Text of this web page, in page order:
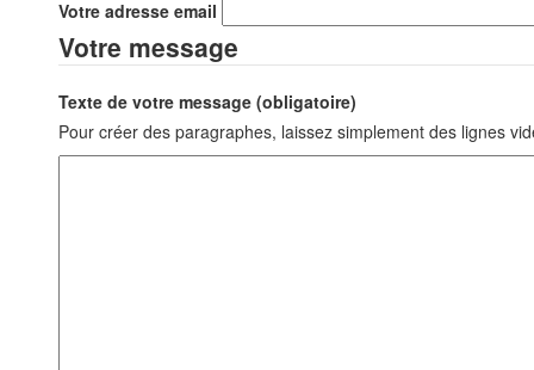
Votre adresse email
Votre message
Texte de votre message (obligatoire)
Pour créer des paragraphes, laissez simplement des lignes